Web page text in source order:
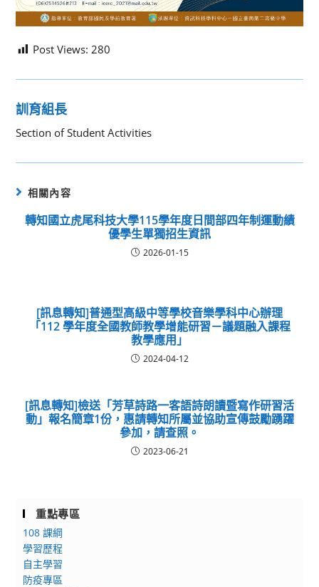
Post Views: 280
訓育組長
Section of Student Activities
相關內容
轉知國立虎尾科技大學115學年度日間部四年制運動績
優學生單獨招生資訊
2026-01-15
[訊息轉知]普通型高級中等學校音樂學科中心辦理
「112 學年度全國教師教學增能研習－議題融入課程
教學應用」
2024-04-12
[訊息轉知]檢送「芳草詩路⼀客語詩朗讀暨寫作研習活
動」報名簡章1份，惠請轉知所屬並協助宣傳鼓勵踴躍
參加，請查照。
2023-06-21
重點專區
108 課綱
學習歷程
自主學習
防疫專區